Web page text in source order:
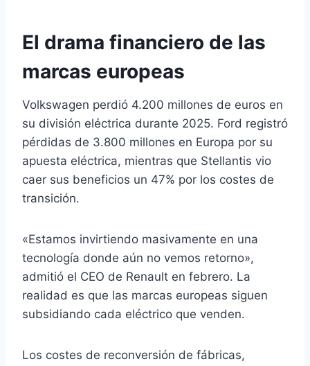
El drama financiero de las
marcas europeas
Volkswagen perdió 4.200 millones de euros en
su división eléctrica durante 2025. Ford registró
pérdidas de 3.800 millones en Europa por su
apuesta eléctrica, mientras que Stellantis vio
caer sus beneficios un 47% por los costes de
transición.
«Estamos invirtiendo masivamente en una
tecnología donde aún no vemos retorno»,
admitió el CEO de Renault en febrero. La
realidad es que las marcas europeas siguen
subsidiando cada eléctrico que venden.
Los costes de reconversión de fábricas,